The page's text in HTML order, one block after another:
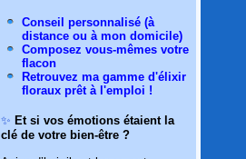
Conseil personnalisé (à
distance ou à mon domicile)
Composez vous-mêmes votre
flacon
Retrouvez ma gamme d'élixir
floraux prêt à l'emploi !
✨ Et si vos émotions étaient la
clé de votre bien-être ?